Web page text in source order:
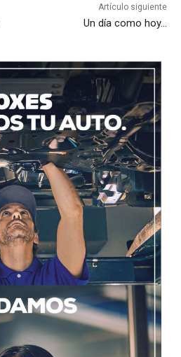
Artículo siguiente
Un día como hoy…